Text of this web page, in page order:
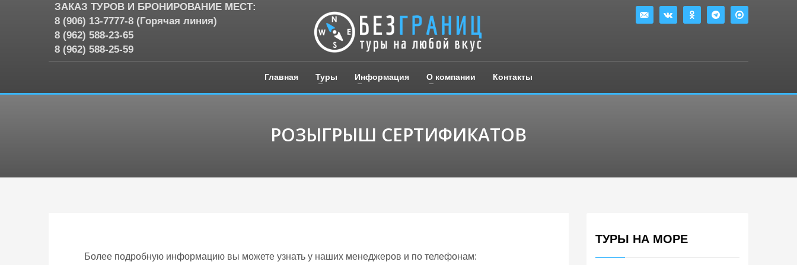
ЗАКАЗ ТУРОВ И БРОНИРОВАНИЕ МЕСТ:
8 (906) 13-7777-8 (Горячая линия)
8 (962) 588-23-65
8 (962) 588-25-59
Главная Туры Информация О компании Контакты
РОЗЫГРЫШ СЕРТИФИКАТОВ
Более подробную информацию вы можете узнать у наших менеджеров и по телефонам:
ТУРЫ НА МОРЕ